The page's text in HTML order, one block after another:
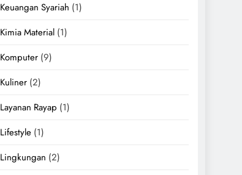
Keuangan Syariah (1)
Kimia Material (1)
Komputer (9)
Kuliner (2)
Layanan Rayap (1)
Lifestyle (1)
Lingkungan (2)